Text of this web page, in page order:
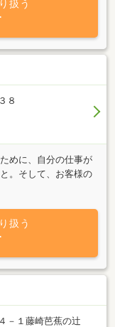
扱う
８
めに、自分の仕事が
。そして、お客様の
抱くことのできる人
産であるといえま
お客様の末永い安心
不動産情報ネットワ
現をより確かなもの
替えのニーズに対
開し、お客様に安心
扱う
－１藤崎芭蕉の辻